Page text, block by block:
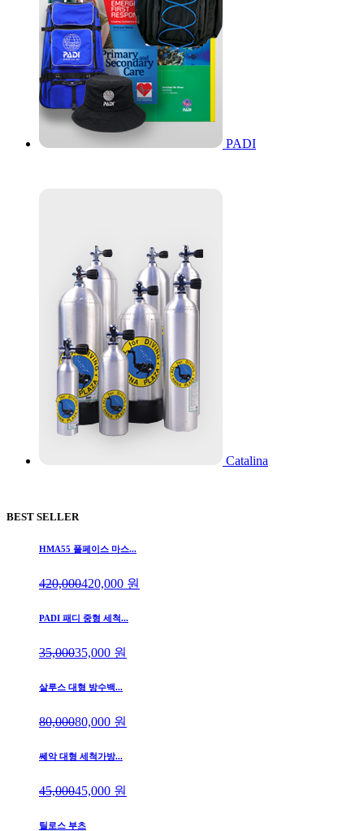
PADI
Catalina
BEST SELLER
HMA55 풀페이스 마스...
420,000420,000 원
PADI 패디 중형 세척...
35,00035,000 원
살루스 대형 방수백...
80,00080,000 원
쎄악 대형 세척가방...
45,00045,000 원
틸로스 부츠